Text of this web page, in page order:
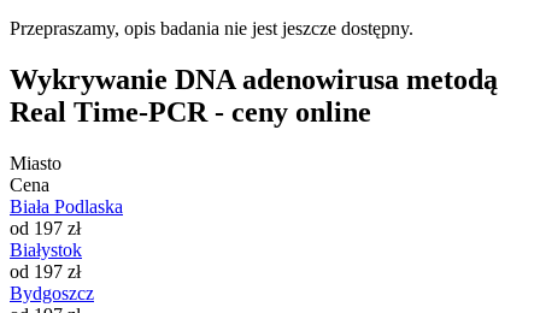
Przepraszamy, opis badania nie jest jeszcze dostępny.
Wykrywanie DNA adenowirusa metodą
Real Time-PCR - ceny online
Miasto
Cena
Biała Podlaska
od 197 zł
Białystok
od 197 zł
Bydgoszcz